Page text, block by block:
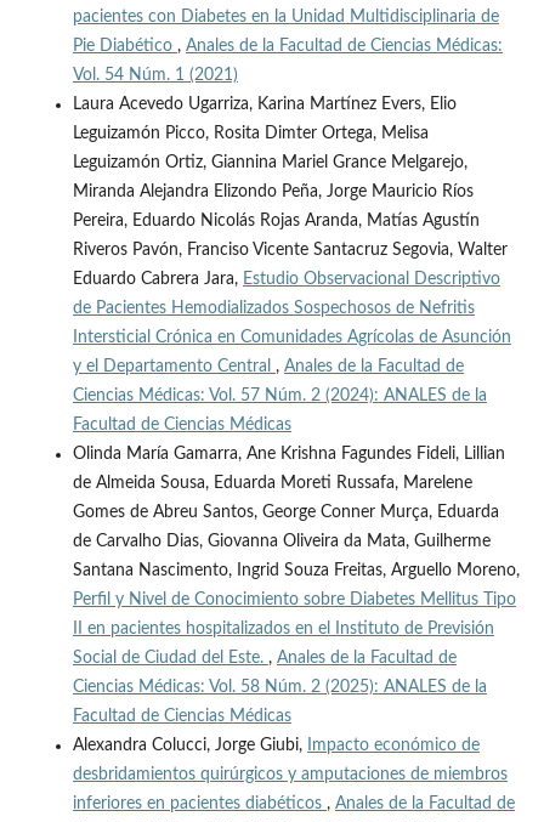
pacientes con Diabetes en la Unidad Multidisciplinaria de
Pie Diabético , Anales de la Facultad de Ciencias Médicas:
Vol. 54 Núm. 1 (2021)
Laura Acevedo Ugarriza, Karina Martínez Evers, Elio
Leguizamón Picco, Rosita Dimter Ortega, Melisa
Leguizamón Ortiz, Giannina Mariel Grance Melgarejo,
Miranda Alejandra Elizondo Peña, Jorge Mauricio Ríos
Pereira, Eduardo Nicolás Rojas Aranda, Matías Agustín
Riveros Pavón, Franciso Vicente Santacruz Segovia, Walter
Eduardo Cabrera Jara, Estudio Observacional Descriptivo
de Pacientes Hemodializados Sospechosos de Nefritis
Intersticial Crónica en Comunidades Agrícolas de Asunción
y el Departamento Central , Anales de la Facultad de
Ciencias Médicas: Vol. 57 Núm. 2 (2024): ANALES de la
Facultad de Ciencias Médicas
Olinda María Gamarra, Ane Krishna Fagundes Fideli, Lillian
de Almeida Sousa, Eduarda Moreti Russafa, Marelene
Gomes de Abreu Santos, George Conner Murça, Eduarda
de Carvalho Dias, Giovanna Oliveira da Mata, Guilherme
Santana Nascimento, Ingrid Souza Freitas, Arguello Moreno,
Perfil y Nivel de Conocimiento sobre Diabetes Mellitus Tipo
II en pacientes hospitalizados en el Instituto de Previsión
Social de Ciudad del Este. , Anales de la Facultad de
Ciencias Médicas: Vol. 58 Núm. 2 (2025): ANALES de la
Facultad de Ciencias Médicas
Alexandra Colucci, Jorge Giubi,
Impacto económico de
desbridamientos quirúrgicos y amputaciones de miembros
inferiores en pacientes diabéticos , Anales de la Facultad de